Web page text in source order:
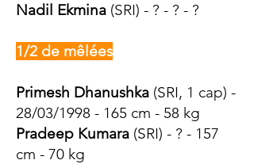
Nadil Ekmina (SRI) - ? - ? - ?
1/2 de mêlées
Primesh Dhanushka (SRI, 1 cap) -
28/03/1998 - 165 cm - 58 kg
Pradeep Kumara (SRI) - ? - 157
cm - 70 kg